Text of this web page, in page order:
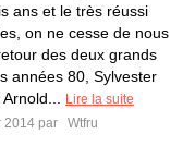
ans et le très réussi
on ne cesse de nous
des deux grands
années 80, Sylvester
Lire la suite
2014 par
Wtfru